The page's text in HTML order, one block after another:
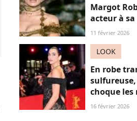
Margot
acteur à
qu’il lui a
11 février 2026
LOOK
En robe
choque les
une réussite)
16 février 2026